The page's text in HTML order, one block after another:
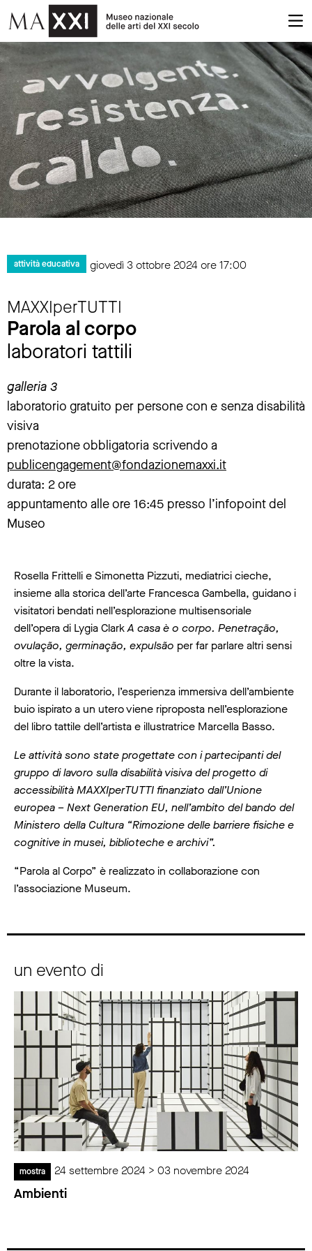
attività educativa giovedì 3 ottobre 2024 ore 17:00
MAXXIperTUTTI
Parola al corpo
laboratori tattili
galleria 3
laboratorio gratuito per persone con e senza disabilità
visiva
prenotazione obbligatoria scrivendo a
publicengagement@fondazionemaxxi.it
durata: 2 ore
appuntamento alle ore 16:45 presso l’infopoint del
Museo
Rosella Frittelli e Simonetta Pizzuti, mediatrici cieche,
insieme alla storica dell’arte Francesca Gambella, guidano i
visitatori bendati nell’esplorazione multisensoriale
dell’opera di Lygia ClarkA casa è o corpo. Penetração,
ovulação, germinação, expulsão per far parlare altri sensi
oltre la vista.
Durante il laboratorio, l’esperienza immersiva dell’ambiente
buio ispirato a un utero viene riproposta nell’esplorazione
del libro tattile dell’artista e illustratrice Marcella Basso.
Le attività sono state progettate con i partecipanti del
gruppo di lavoro sulla disabilità visiva del progetto di
accessibilità MAXXIperTUTTI finanziato dall’Unione
europea – Next Generation EU, nell’ambito del bando del
Ministero della Cultura “Rimozione delle barriere fisiche e
cognitive in musei, biblioteche e archivi”.
“Parola al Corpo” è realizzato in collaborazione con
l’associazione Museum.
un evento di
mostra 24 settembre 2024 > 03 novembre 2024
Ambienti